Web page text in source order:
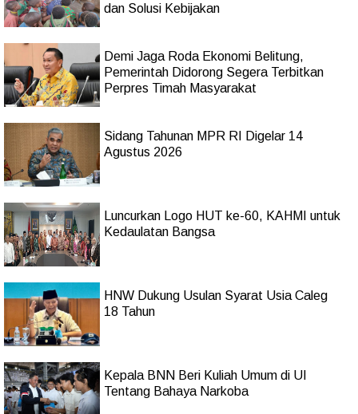
dan Solusi Kebijakan
Demi Jaga Roda Ekonomi Belitung,
Pemerintah Didorong Segera Terbitkan
Perpres Timah Masyarakat
Sidang Tahunan MPR RI Digelar 14
Agustus 2026
Luncurkan Logo HUT ke-60, KAHMI untuk
Kedaulatan Bangsa
HNW Dukung Usulan Syarat Usia Caleg
18 Tahun
Kepala BNN Beri Kuliah Umum di UI
Tentang Bahaya Narkoba